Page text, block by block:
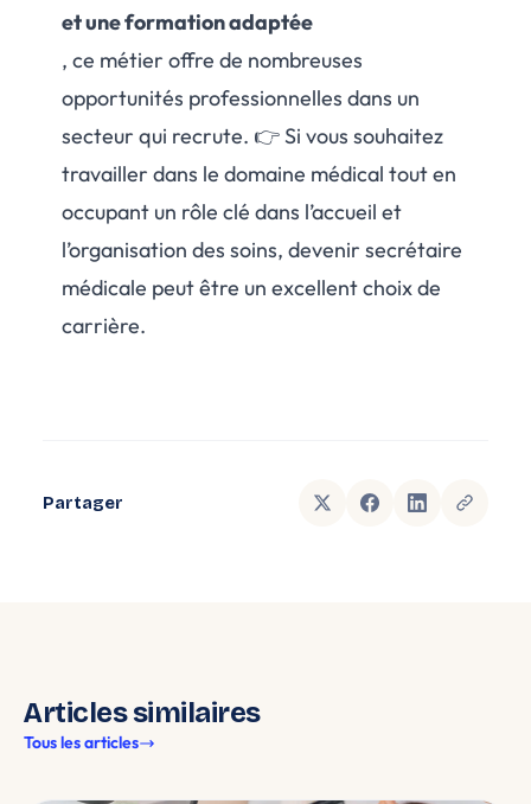
et une formation adaptée
, ce métier offre de nombreuses
opportunités professionnelles dans un
secteur qui recrute. 👉 Si vous souhaitez
travailler dans le domaine médical tout en
occupant un rôle clé dans l’accueil et
l’organisation des soins, devenir secrétaire
médicale peut être un excellent choix de
carrière.
Partager
Articles similaires
Tous les articles